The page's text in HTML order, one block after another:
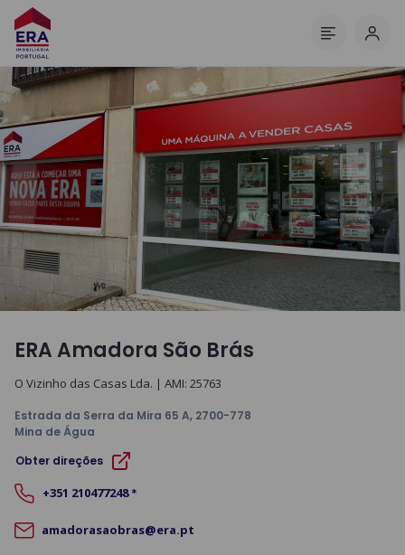
ERA Amadora São Brás
O Vizinho das Casas Lda. | AMI: 25763
Estrada da Serra da Mira 65 A, 2700-778
Mina de Água
Obter direções
+351 210477248 *
amadorasaobras@era.pt